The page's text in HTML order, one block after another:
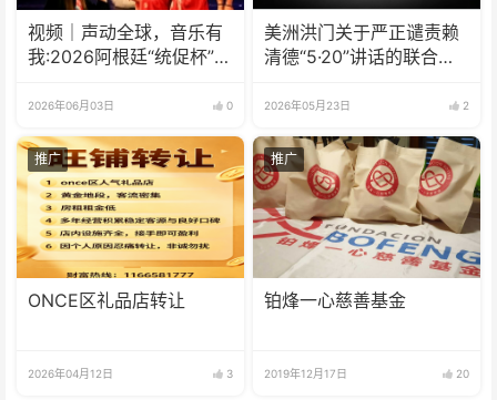
视频｜声动全球，音乐有
我:2026阿根廷“统促杯”水
圆满落幕
2026年06月03日 0
美洲洪门关于严正谴责赖
清德“5·20”讲话的联合声
2026年05月23日 2
推广
ONCE区礼品店转让
2026年04月12日 3
推广
铂烽一心慈善基金
2019年12月17日 20